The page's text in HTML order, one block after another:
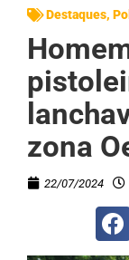
Destaques,
zona
22/07/2024